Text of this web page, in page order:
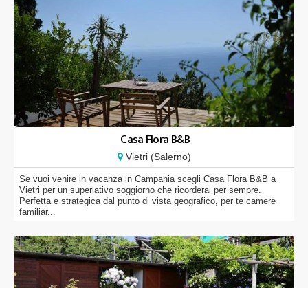
Casa Flora B&B
Vietri (Salerno)
Se vuoi venire in vacanza in Campania scegli Casa Flora B&B a
Vietri per un superlativo soggiorno che ricorderai per sempre.
Perfetta e strategica dal punto di vista geografico, per te camere
familiar...